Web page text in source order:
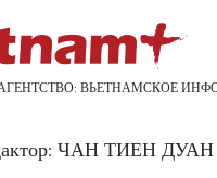
ВЬЕТНАМСКОЕ
ЧАН ТИЕН ДУАН